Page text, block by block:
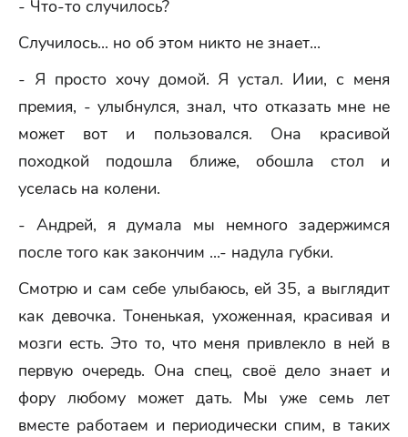
- Что-то случилось?
Случилось... но об этом никто не знает...
- Я просто хочу домой. Я устал. Иии, с меня
премия, - улыбнулся, знал, что отказать мне не
может вот и пользовался. Она красивой
походкой подошла ближе, обошла стол и
уселась на колени.
- Андрей, я думала мы немного задержимся
после того как закончим ...- надула губки.
Смотрю и сам себе улыбаюсь, ей 35, а выглядит
как девочка. Тоненькая, ухоженная, красивая и
мозги есть. Это то, что меня привлекло в ней в
первую очередь. Она спец, своё дело знает и
фору любому может дать. Мы уже семь лет
вместе работаем и периодически спим, в таких